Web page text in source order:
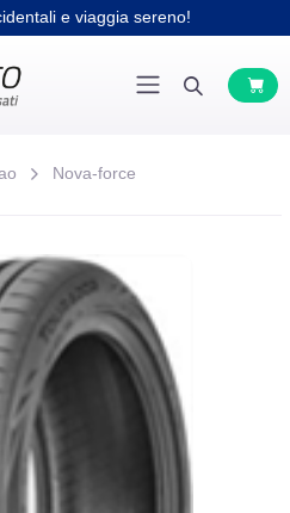
e viaggia sereno!
Nova-force